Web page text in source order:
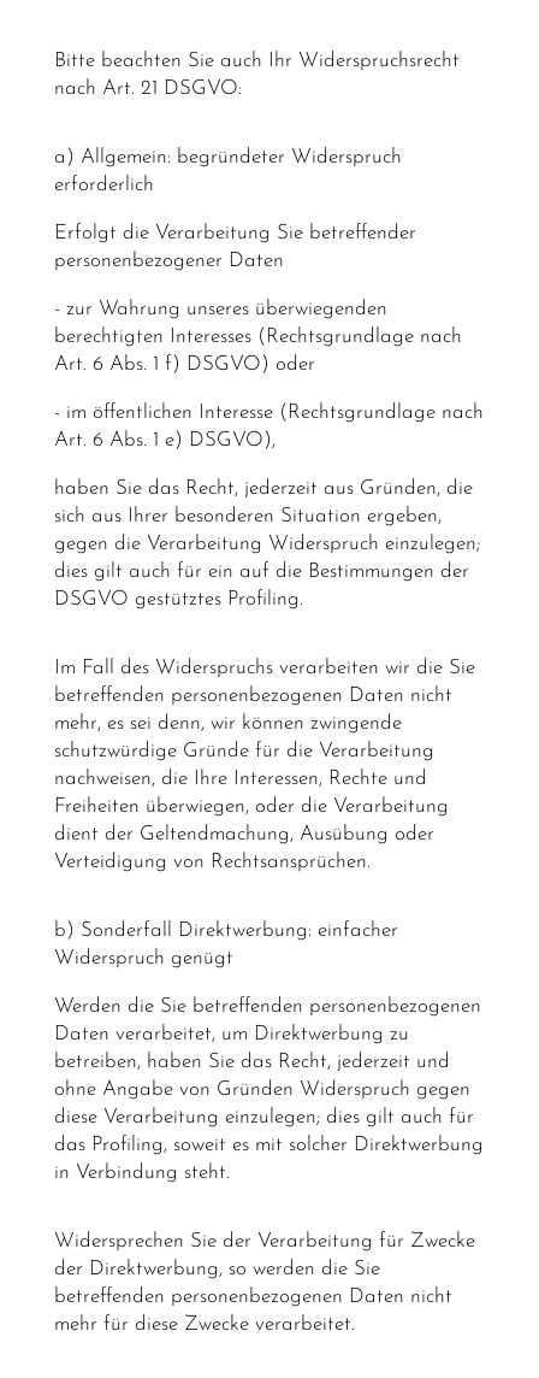
Bitte beachten Sie auch Ihr Widerspruchsrecht
nach Art. 21 DSGVO:
a) Allgemein: begründeter Widerspruch
erforderlich
Erfolgt die Verarbeitung Sie betreffender
personenbezogener Daten
- zur Wahrung unseres überwiegenden
berechtigten Interesses (Rechtsgrundlage nach
Art. 6 Abs. 1 f) DSGVO) oder
- im öffentlichen Interesse (Rechtsgrundlage nach
Art. 6 Abs. 1 e) DSGVO),
haben Sie das Recht, jederzeit aus Gründen, die
sich aus Ihrer besonderen Situation ergeben,
gegen die Verarbeitung Widerspruch einzulegen;
dies gilt auch für ein auf die Bestimmungen der
DSGVO gestütztes Profiling.
Im Fall des Widerspruchs verarbeiten wir die Sie
betreffenden personenbezogenen Daten nicht
mehr, es sei denn, wir können zwingende
schutzwürdige Gründe für die Verarbeitung
nachweisen, die Ihre Interessen, Rechte und
Freiheiten überwiegen, oder die Verarbeitung
dient der Geltendmachung, Ausübung oder
Verteidigung von Rechtsansprüchen.
b) Sonderfall Direktwerbung: einfacher
Widerspruch genügt
Werden die Sie betreffenden personenbezogenen
Daten verarbeitet, um Direktwerbung zu
betreiben, haben Sie das Recht, jederzeit und
ohne Angabe von Gründen Widerspruch gegen
diese Verarbeitung einzulegen; dies gilt auch für
das Profiling, soweit es mit solcher Direktwerbung
in Verbindung steht.
Widersprechen Sie der Verarbeitung für Zwecke
der Direktwerbung, so werden die Sie
betreffenden personenbezogenen Daten nicht
mehr für diese Zwecke verarbeitet.